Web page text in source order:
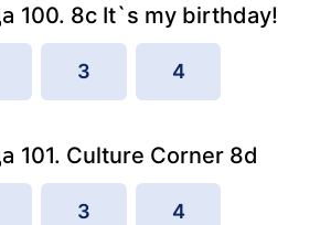
100. 8c It`s my birthday!
3 4
101. Culture Corner 8d
3 4